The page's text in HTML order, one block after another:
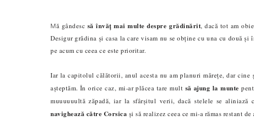
Mă gândesc să învăț mai multe despre grădinărit, dacă tot am
Desigur grădina și casa la care visam nu se obține cu una cu două
pe acum cu ceea ce este prioritar.
Iar la capitolul călătorii, anul acesta nu am planuri mărețe, dar
așteptăm. În orice caz, mi-ar plăcea tare mult să ajung la munte
muuuuuultă zăpadă, iar la sfârșitul verii, dacă stelele se
navighează către Corsica și să realizez ceea ce mi-a rămas restant